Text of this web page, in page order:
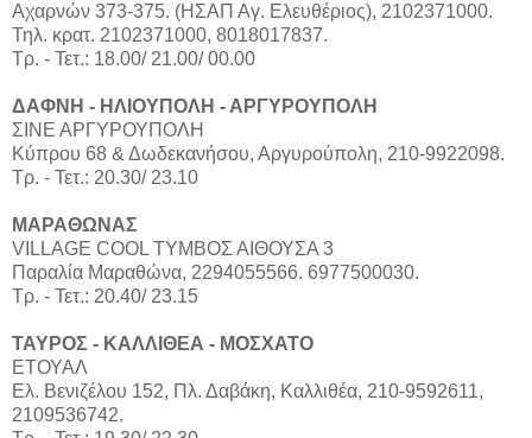
Αχαρνών 373-375. (ΗΣΑΠ Αγ. Ελευθέριος), 2102371000.
Τηλ. κρατ. 2102371000, 8018017837.
Τρ. - Τετ.: 18.00/ 21.00/ 00.00
ΔΑΦΝΗ - ΗΛΙΟΥΠΟΛΗ - ΑΡΓΥΡΟΥΠΟΛΗ
ΣΙΝΕ ΑΡΓΥΡΟΥΠΟΛΗ
Κύπρου 68 & Δωδεκανήσου, Αργυρούπολη, 210-9922098.
Τρ. - Τετ.: 20.30/ 23.10
ΜΑΡΑΘΩΝΑΣ
VILLAGE COOL ΤΥΜΒΟΣ ΑΙΘΟΥΣΑ 3
Παραλία Μαραθώνα, 2294055566. 6977500030.
Τρ. - Τετ.: 20.40/ 23.15
ΤΑΥΡΟΣ - ΚΑΛΛΙΘΕΑ - ΜΟΣΧΑΤΟ
ΕΤΟΥΑΛ
Ελ. Βενιζέλου 152, Πλ. Δαβάκη, Καλλιθέα, 210-9592611,
2109536742.